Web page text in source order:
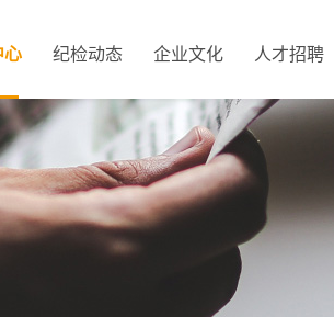
心 纪检动态 企业文化 人才招聘